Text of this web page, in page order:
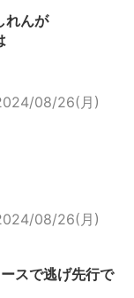
れんが
08/26(月)
08/26(月)
スで逃げ先行で